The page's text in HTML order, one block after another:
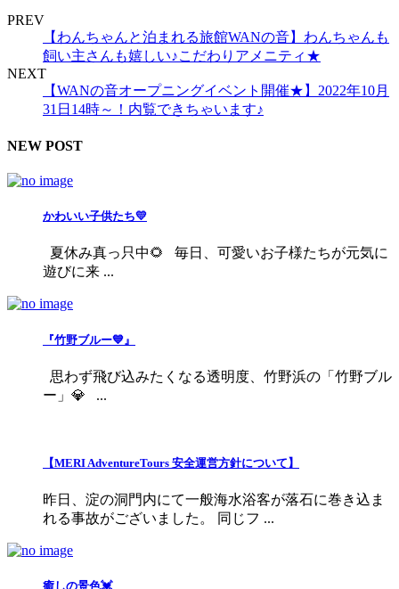
PREV
【わんちゃんと泊まれる旅館WANの音】わんちゃんも
飼い主さんも嬉しい♪こだわりアメニティ★
NEXT
【WANの音オープニングイベント開催★】2022年10月
31日14時～！内覧できちゃいます♪
NEW POST
かわいい子供たち💛
夏休み真っ只中🌻 毎日、可愛いお子様たちが元気に
遊びに来 ...
『竹野ブルー💙』
思わず飛び込みたくなる透明度、竹野浜の「竹野ブル
ー」💎 ...
【MERI AdventureTours 安全運営方針について】
昨日、淀の洞門内にて一般海水浴客が落石に巻き込ま
れる事故がございました。 同じフ ...
癒しの景色💓